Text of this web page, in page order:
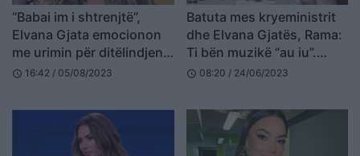
“Babai im i shtrenjtë”,
Elvana Gjata emocionon
me urimin për ditëlindjen e
të atit
schedule 16:42 / 05/08/2023
Batuta mes kryeministrit
dhe Elvana Gjatës, Rama:
Ti bën muzikë “au iu”.
Këngëtarja: U mërzita!
schedule 08:20 / 24/06/2023